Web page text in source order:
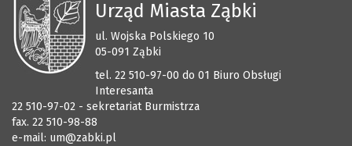
Urząd Miasta Ząbki
ul. Wojska Polskiego 10
05-091 Ząbki
tel. 22 510-97-00 do 01 Biuro Obsługi
Interesanta
22 510-97-02 - sekretariat Burmistrza
fax. 22 510-98-88
e-mail: um@zabki.pl